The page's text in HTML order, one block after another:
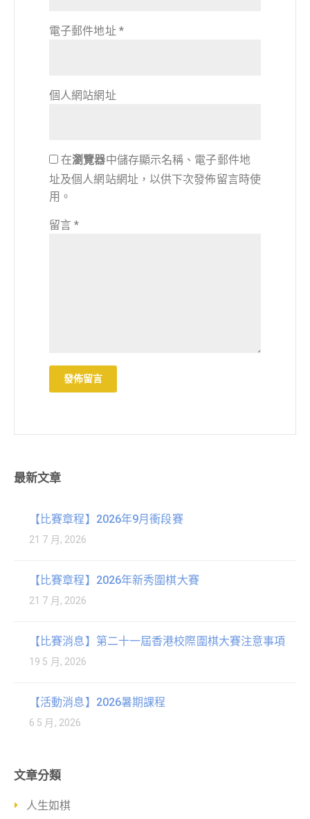
電子郵件地址 *
個人網站網址
在瀏覽器中儲存顯示名稱、電子郵件地
址及個人網站網址，以供下次發佈留言時使
用。
留言*
最新文章
【比賽章程】2026年9月衝段賽
21 7 月, 2026
【比賽章程】2026年新秀圍棋大賽
21 7 月, 2026
【比賽消息】第二十一屆香港校際圍棋大賽注意事項
19 5 月, 2026
【活動消息】2026暑期課程
6 5 月, 2026
文章分類
人生如棋